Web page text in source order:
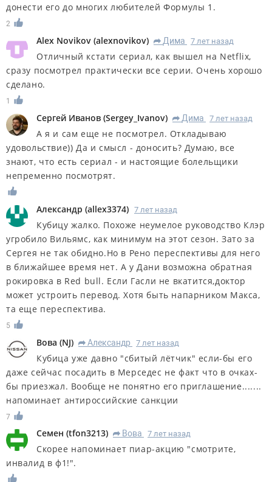
донести его до многих любителей Формулы 1.
2
Alex Novikov (alexnovikov) R Дима 7 лет назад
Отличный кстати сериал, как вышел на Netflix,
сразу посмотрел практически все серии. Очень хорошо
сделано.
1
Сергей Иванов (Sergey_Ivanov) R Дима 7 лет назад
А я и сам еще не посмотрел. Откладываю
удовольствие)) Да и смысл - доносить? Думаю, все
знают, что есть сериал - и настоящие болельщики
непременно посмотрят.
Александр (allex3374) 7 лет назад
Кубицу жалко. Похоже неумелое руководство Клэр
угробило Вильямс, как минимум на этот сезон. Зато за
Сергея не так обидно.Но в Рено переспективы для него
в ближайшее время нет. А у Дани возможна обратная
рокировка в Red bull. Если Гасли не вкатится,доктор
может устроить перевод. Хотя быть напарником Макса,
та еще переспектива.
5
Вова (NJ) R Александр 7 лет назад
Кубица уже давно "сбитый лётчик" если-бы его
даже сейчас посадить в Мерседес не факт что в очках-
бы приезжал. Вообще не понятно его приглашение.......
напоминает антироссийские санкции
7
Семен (tfon3213) R Вова 7 лет назад
Скорее напоминает пиар-акцию "смотрите,
инвалид в ф1!".